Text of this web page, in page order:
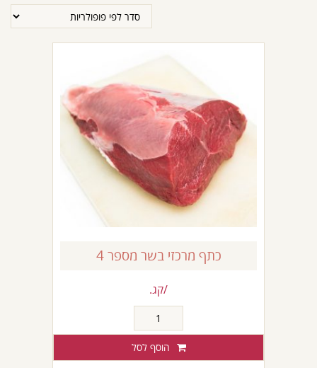
כתף מרכזי בשר מספר 4
/קג.
של
כתף
מרכזי
הוסף לסל